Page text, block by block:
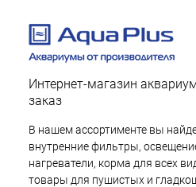
Интернет-магазин
заказ
В нашем ассортименте вы
внутренние фильтры,
нагреватели, корма для всех
товары для пушистых и